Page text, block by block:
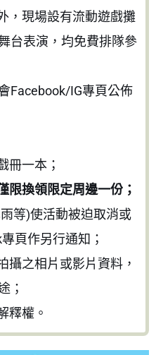
，現場設有流動遊戲攤
台表演，均免費排隊參
Facebook/IG專頁公佈
冊一本；
限換領限定周邊一份；
等)使活動被迫取消或
頁作另行通知；
攝之相片或影片資料，
；
釋權。